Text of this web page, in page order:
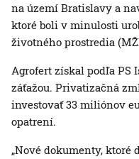
na území Bratislavy a
ktoré boli v minulosti
životného prostredia
Agrofert získal podľa PS
záťažou. Privatizačná
investovať 33 miliónov
opatrení.
„Nové dokumenty, ktoré